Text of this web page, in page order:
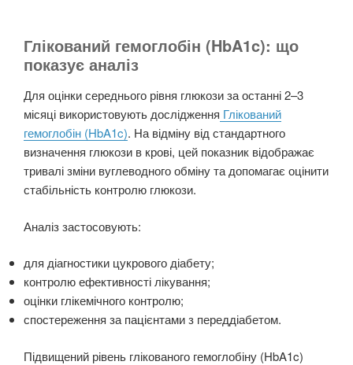
Глікований гемоглобін (HbA1c): що
показує аналіз
Для оцінки середнього рівня глюкози за останні 2–3
місяці використовують дослідження Глікований
гемоглобін (HbA1c). На відміну від стандартного
визначення глюкози в крові, цей показник відображає
тривалі зміни вуглеводного обміну та допомагає оцінити
стабільність контролю глюкози.
Аналіз застосовують:
для діагностики цукрового діабету;
контролю ефективності лікування;
оцінки глікемічного контролю;
спостереження за пацієнтами з переддіабетом.
Підвищений рівень глікованого гемоглобіну (HbA1c)